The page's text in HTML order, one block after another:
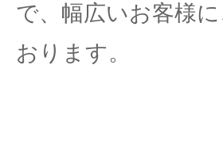
で、幅広いお客様
おります。